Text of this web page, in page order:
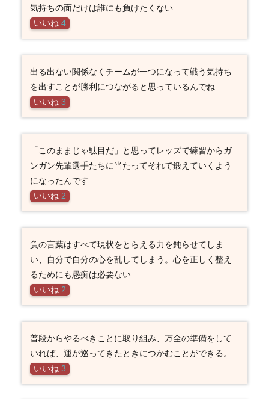
気持ちの面だけは誰にも負けたくない
いいね 4
出る出ない関係なくチームが一つになって戦う気持ち
を出すことが勝利につながると思っているんでね
いいね 3
「このままじゃ駄目だ」と思ってレッズで練習からガ
ンガン先輩選手たちに当たってそれで鍛えていくよう
になったんです
いいね 2
負の言葉はすべて現状をとらえる力を鈍らせてしま
い、自分で自分の心を乱してしまう。心を正しく整え
るためにも愚痴は必要ない
いいね 2
普段からやるべきことに取り組み、万全の準備をして
いれば、運が巡ってきたときにつかむことができる。
いいね 3